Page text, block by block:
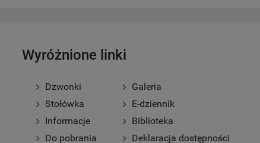
Wyróżnione linki
Dzwonki
Stołówka
Informacje
Do pobrania
Galeria
E-dziennik
Biblioteka
Deklaracja dostępności